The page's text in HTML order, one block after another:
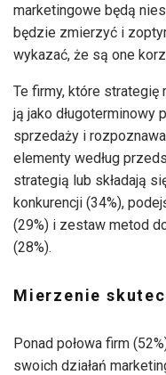
marketingowe będą
będzie zmierzyć i
wykazać, że są one
Te firmy, które strategię
ją jako długoterminowy
sprzedaży i
elementy według
strategią lub składają
konkurencji (34%),
(29%) i zestaw metod
(28%).
Mierzenie
Ponad połowa firm
swoich działań